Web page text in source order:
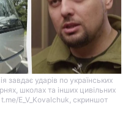
завдає ударів по українських
школах та інших цивільних
E_V_Kovalchuk, скриншот